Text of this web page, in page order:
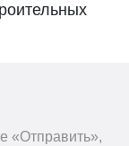
«Отправить»,